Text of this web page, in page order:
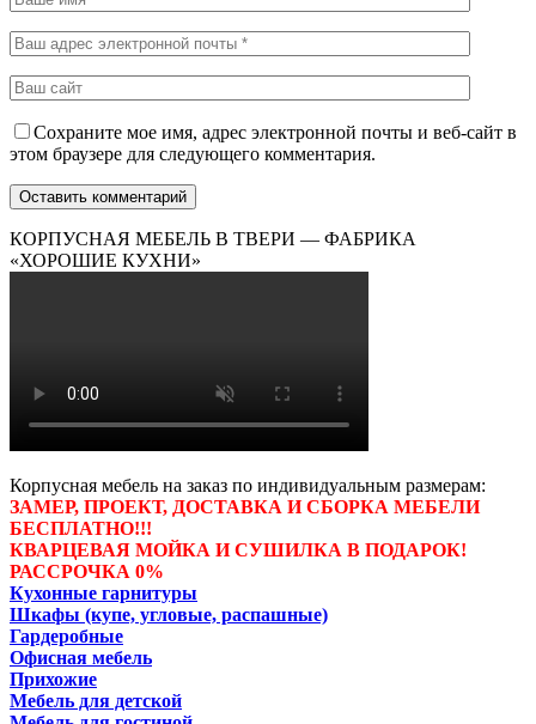
Сохраните мое имя, адрес электронной почты и веб-сайт в
этом браузере для следующего комментария.
КОРПУСНАЯ МЕБЕЛЬ В ТВЕРИ — ФАБРИКА
«ХОРОШИЕ КУХНИ»
Корпусная мебель на заказ по индивидуальным размерам:
ЗАМЕР, ПРОЕКТ, ДОСТАВКА И СБОРКА МЕБЕЛИ
БЕСПЛАТНО!!!
КВАРЦЕВАЯ МОЙКА И СУШИЛКА В ПОДАРОК!
РАССРОЧКА 0%
Кухонные гарнитуры
Шкафы (купе, угловые, распашные)
Гардеробные
Офисная мебель
Прихожие
Мебель для детской